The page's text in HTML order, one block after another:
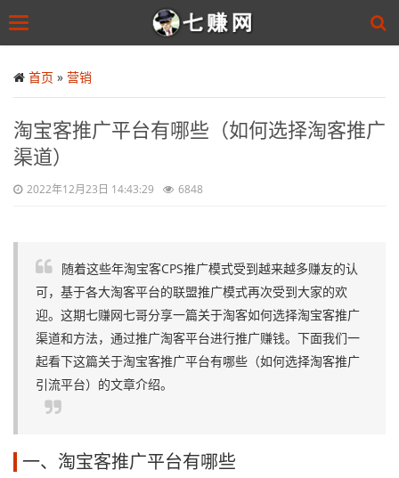
to
main
Toggle
首页 » 营销
淘宝客推广平台有哪些（如何选择淘客推广
渠道）
2022年12月23日 14:43:29 6848
随着这些年淘宝客CPS推广模式受到越来越多赚友的认
可，基于各大淘客平台的联盟推广模式再次受到大家的欢
迎。这期七赚网七哥分享一篇关于淘客如何选择淘宝客推广
渠道和方法，通过推广淘客平台进行推广赚钱。下面我们一
起看下这篇关于淘宝客推广平台有哪些（如何选择淘客推广
引流平台）的文章介绍。
一、淘宝客推广平台有哪些